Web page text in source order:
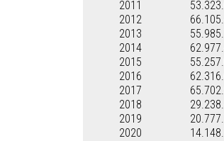
2011
2012
2013
2014
2015
2016
2017
2018
2019
2020